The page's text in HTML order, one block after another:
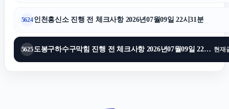
수원변호사
부산휴대폰성지
5624인천흥신소 진행 전 체크사항 2026년07월09일 22시31분
5625 도봉구하수구막힘 진행 전 체크사항 2026년07월09일 22시25분 현재